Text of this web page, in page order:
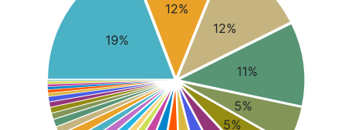
19%
12%
12%
11%
5%
5%